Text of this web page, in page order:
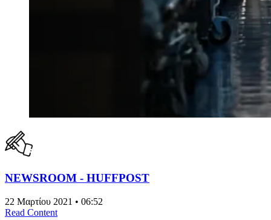
NEWSROOM - HUFFPOST
22 Μαρτίου 2021 • 06:52
Read Content